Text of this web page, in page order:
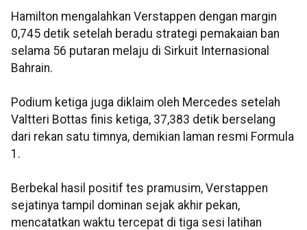
Hamilton mengalahkan Verstappen dengan margin
0,745 detik setelah beradu strategi pemakaian ban
selama 56 putaran melaju di Sirkuit Internasional
Bahrain.
Podium ketiga juga diklaim oleh Mercedes setelah
Valtteri Bottas finis ketiga, 37,383 detik berselang
dari rekan satu timnya, demikian laman resmi Formula
1.
Berbekal hasil positif tes pramusim, Verstappen
sejatinya tampil dominan sejak akhir pekan,
mencatatkan waktu tercepat di tiga sesi latihan